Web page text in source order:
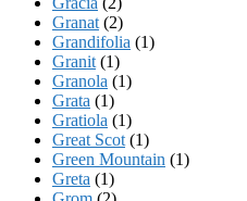
Granat (2)
Grandifolia (1)
Granit (1)
Granola (1)
Grata (1)
Gratiola (1)
Great Scot (1)
Green Mountain (1)
Greta (1)